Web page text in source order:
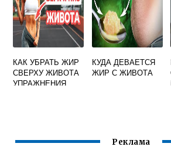
КАК УБРАТЬ ЖИР
СВЕРХУ ЖИВОТА
УПРАЖНЕНИЯ
КУДА ДЕВАЕТСЯ
ЖИР С ЖИВОТА
Реклама